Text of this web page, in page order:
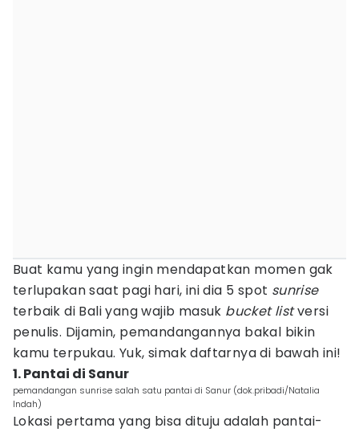
Buat kamu yang ingin mendapatkan momen gak
terlupakan saat pagi hari, ini dia 5 spot sunrise
terbaik di Bali yang wajib masuk bucket listversi
penulis. Dijamin, pemandangannya bakal bikin
kamu terpukau. Yuk, simak daftarnya di bawah ini!
1. Pantai di Sanur
pemandangan sunrise salah satu pantai di Sanur (dok.pribadi/Natalia
Indah)
Lokasi pertama yang bisa dituju adalah pantai-